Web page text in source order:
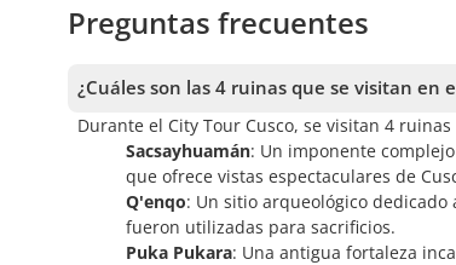
Preguntas frecuentes
¿Cuáles son las 4 ruinas que se visitan en
Durante el City Tour Cusco, se visitan 4
Sacsayhuamán: Un imponente
que ofrece vistas espectaculares de
Q'enqo: Un sitio arqueológico
fueron utilizadas para sacrificios.
Puka Pukara: Una antigua fortaleza